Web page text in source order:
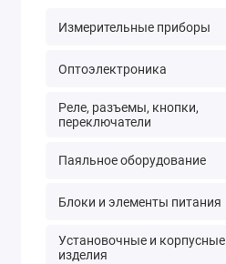
Измерительные приборы
Оптоэлектроника
Реле, разъемы, кнопки,
переключатели
Паяльное оборудование
Блоки и элементы питания
Установочные и корпусные
изделия